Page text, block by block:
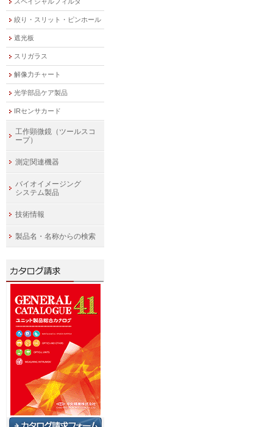
絞り・スリット・ピンホール
遮光板
スリガラス
解像力チャート
光学部品ケア製品
IRセンサカード
工作顕微鏡（ツールスコ
ープ）
測定関連機器
バイオイメージング
システム製品
技術情報
製品名・名称からの検索